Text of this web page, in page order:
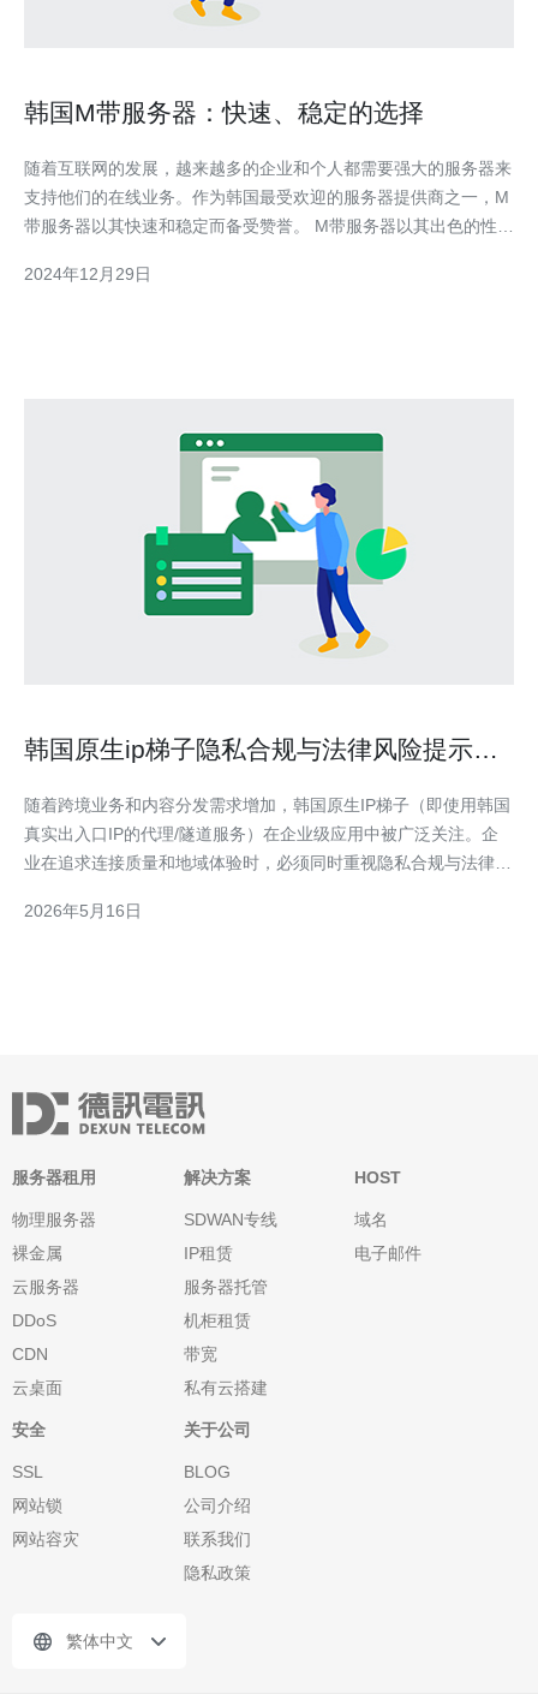
韩国M带服务器：快速、稳定的选择
随着互联网的发展，越来越多的企业和个人都需要强大的服务器来
支持他们的在线业务。作为韩国最受欢迎的服务器提供商之一，M
带服务器以其快速和稳定而备受赞誉。 M带服务器以其出色的性能
据处理，M带服务器都能满足您的需求。其强大的处理能力和高速
2024年12月29日
韩国原生ip梯子隐私合规与法律风险提示企
随着跨境业务和内容分发需求增加，韩国原生IP梯子（即使用韩国
真实出入口IP的代理/隧道服务）在企业级应用中被广泛关注。企
业在追求连接质量和地域体验时，必须同时重视隐私合规与法律风
择原生韩国IP的关键在于服务器与VPS的物理或直连带宽质量。优
2026年5月16日
服务器租用
物理服务器
裸金属
云服务器
DDoS
CDN
云桌面
解决方案
SDWAN专线
IP租赁
服务器托管
机柜租赁
带宽
私有云搭建
HOST
域名
电子邮件
安全
SSL
网站锁
网站容灾
关于公司
BLOG
公司介绍
联系我们
隐私政策
繁体中文